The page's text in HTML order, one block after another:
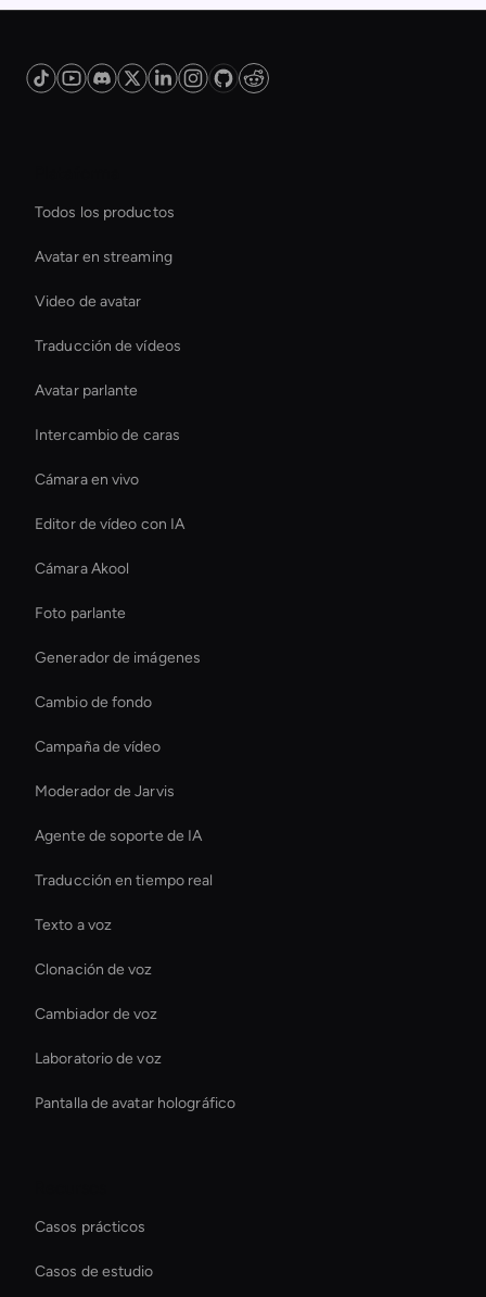
Todos los productos
Avatar en streaming
Video de avatar
Traducción de vídeos
Avatar parlante
Intercambio de caras
Cámara en vivo
Editor de vídeo con IA
Cámara Akool
Foto parlante
Generador de imágenes
Cambio de fondo
Campaña de vídeo
Moderador de Jarvis
Agente de soporte de IA
Traducción en tiempo real
Texto a voz
Clonación de voz
Cambiador de voz
Laboratorio de voz
Pantalla de avatar holográfico
Casos prácticos
Casos de estudio